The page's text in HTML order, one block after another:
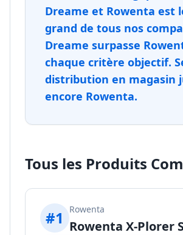
Dreame et Rowenta est
grand de tous nos
Dreame surpasse
chaque critère objectif.
distribution en magasin
encore Rowenta.
Tous les Produits
#1 Rowenta
Rowenta X-Plorer